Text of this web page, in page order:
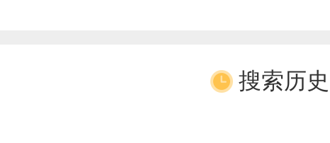
搜索历史